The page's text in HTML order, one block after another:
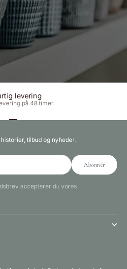
levering
på 48 timer.
tilbud og nyheder.
Abonnér
accepterer du vores